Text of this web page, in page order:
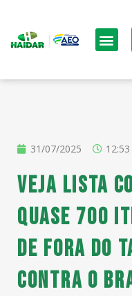
31/07/2025 12:53
Veja lista
quase 700
de fora do
contra o